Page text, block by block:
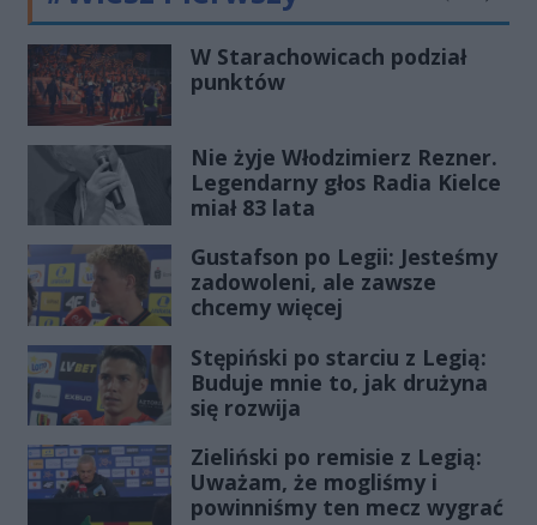
Poprzednie
W Starachowicach podział
punktów
Nie żyje Włodzimierz Rezner.
Legendarny głos Radia Kielce
miał 83 lata
Gustafson po Legii: Jesteśmy
zadowoleni, ale zawsze
chcemy więcej
Stępiński po starciu z Legią:
Buduje mnie to, jak drużyna
się rozwija
Zieliński po remisie z Legią:
Uważam, że mogliśmy i
powinniśmy ten mecz wygrać